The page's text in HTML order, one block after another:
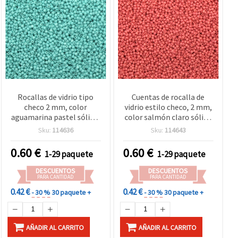
Rocallas de vidrio tipo
checo 2 mm, color
aguamarina pastel sólido,
15 g (~2050 uds.)
Sku: 114636
0.60€ 1-29 paquete
DESCUENTOS
PARA CANTIDAD
0.42 €- 30 %30 paquete +
AÑADIR AL CARRITO
Cuentas de rocalla de
vidrio estilo checo, 2 mm,
color salmón claro sólido
- 15 g (~2050 uds)
Sku: 114643
0.60€ 1-29 paquete
DESCUENTOS
PARA CANTIDAD
0.42 €- 30 %30 paquete +
AÑADIR AL CARRITO